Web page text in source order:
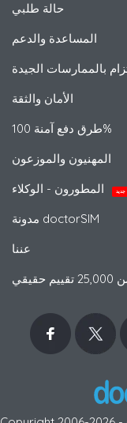
حالة طلبي
المساعدة والدعم
بالممارسات الجيدة
الأمان والثقة
طرق دفع آمنة 100%
المهنيون والموزعون
جديد
مدونة doctorSIM
عننا